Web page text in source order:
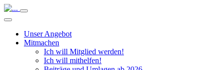
Unser Angebot
Mitmachen
Ich will Mitglied werden!
Ich will mithelfen!